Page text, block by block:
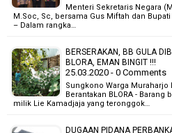
Menteri Sekretaris Negara
M.Soc, Sc, bersama Gus Miftah dan
– Dalam rangka…
BERSERAKAN, BB GULA
BLORA, EMAN BINGIT !!!
25.03.2020 - 0 Comments
Sungkono Warga Muraharjo
Berantakan BLORA - Barang
milik Lie Kamadjaja yang teronggok…
DUGAAN PIDANA